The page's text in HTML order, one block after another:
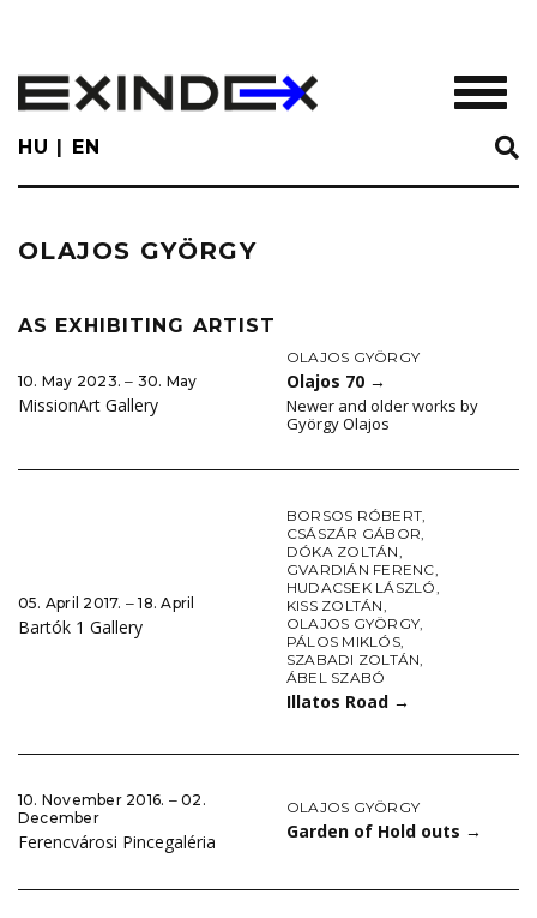
main
content
HU EN
OLAJOS GYÖRGY
AS EXHIBITING ARTIST
10. May 2023. ‒ 30. May
MissionArt Gallery
OLAJOS GYÖRGY
Olajos 70 →
Newer and older works by
György Olajos
05. April 2017. ‒ 18. April
Bartók 1 Gallery
BORSOS RÓBERT,
CSÁSZÁR GÁBOR,
DÓKA ZOLTÁN,
GVARDIÁN FERENC,
HUDACSEK LÁSZLÓ,
KISS ZOLTÁN,
OLAJOS GYÖRGY,
PÁLOS MIKLÓS,
SZABADI ZOLTÁN,
ÁBEL SZABÓ
Illatos Road →
10. November 2016. ‒ 02.
December
Ferencvárosi Pincegaléria
OLAJOS GYÖRGY
Garden of Hold outs →